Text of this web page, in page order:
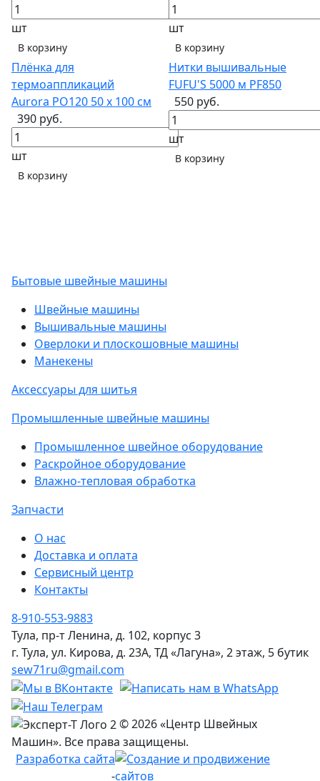
шт
В корзину
шт
В корзину
Плёнка для
термоаппликаций
Aurora PO120 50 х 100 см
390 руб.
шт
В корзину
Нитки вышивальные
FUFU'S 5000 м PF850
550 руб.
шт
В корзину
Бытовые швейные машины
Швейные машины
Вышивальные машины
Оверлоки и плоскошовные машины
Манекены
Аксессуары для шитья
Промышленные швейные машины
Промышленное швейное оборудование
Раскройное оборудование
Влажно-тепловая обработка
Запчасти
О нас
Доставка и оплата
Сервисный центр
Контакты
8-910-553-9883
Тула, пр-т Ленина, д. 102, корпус 3
г. Тула, ул. Кирова, д. 23А, ТД «Лагуна», 2 этаж, 5 бутик
sew71ru@gmail.com
© 2026 «Центр Швейных
Машин». Все права защищены.
Разработка сайта
-